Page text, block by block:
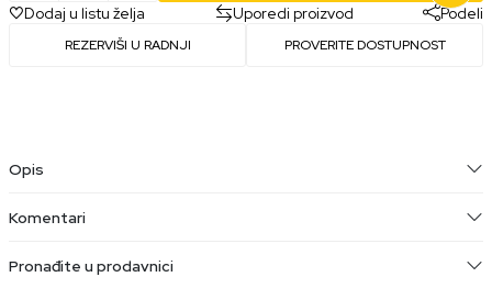
Dodaj u listu želja
Uporedi proizvod Podeli
REZERVIŠI U RADNJI PROVERITE DOSTUPNOST
Opis
Komentari
Pronađite u prodavnici